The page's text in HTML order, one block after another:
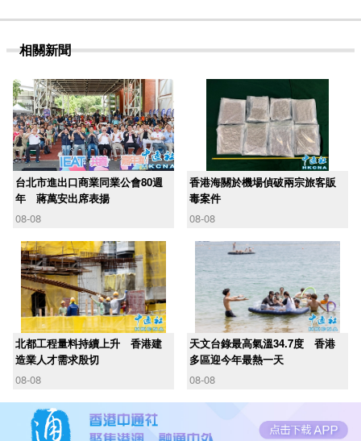
相關新聞
台北市進出口商業同業公會80週
年 蔣萬安出席表揚
08-08
香港海關於機場偵破兩宗旅客販
毒案件
08-08
北都工程量料持續上升 香港建
造業人才需求殷切
08-08
天文台錄最高氣溫34.7度 香港
多區迎今年最熱一天
08-08